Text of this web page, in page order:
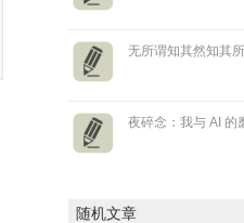
无所谓知其然知其
夜碎念：我与 AI 的
随机文章